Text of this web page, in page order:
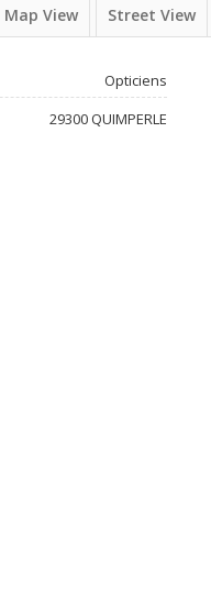
Map View Street View
Opticiens
29300 QUIMPERLE